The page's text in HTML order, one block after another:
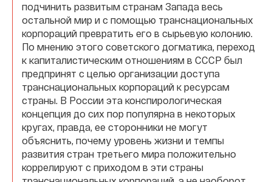
подчинить развитым странам Запада весь
остальной мир и с помощью транснациональных
корпораций превратить его в сырьевую колонию.
По мнению этого советского догматика, переход
к капиталистическим отношениям в СССР был
предпринят с целью организации доступа
транснациональных корпораций к ресурсам
страны. В России эта конспирологическая
концепция до сих пор популярна в некоторых
кругах, правда, ее сторонники не могут
объяснить, почему уровень жизни и темпы
развития стран третьего мира положительно
коррелируют с приходом в эти страны